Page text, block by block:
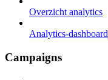
Overzicht analytics
Analytics-dashboard
Campaigns